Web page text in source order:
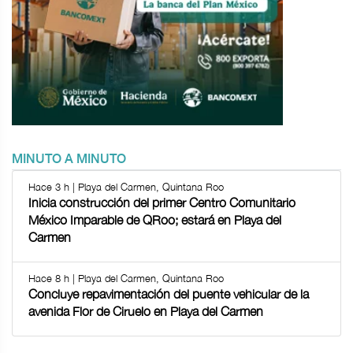
MINUTO A MINUTO
Hace 3 h | Playa del Carmen, Quintana Roo
Inicia construcción del primer Centro Comunitario
México Imparable de QRoo; estará en Playa del
Carmen
Hace 8 h | Playa del Carmen, Quintana Roo
Concluye repavimentación del puente vehicular de la
avenida Flor de Ciruelo en Playa del Carmen